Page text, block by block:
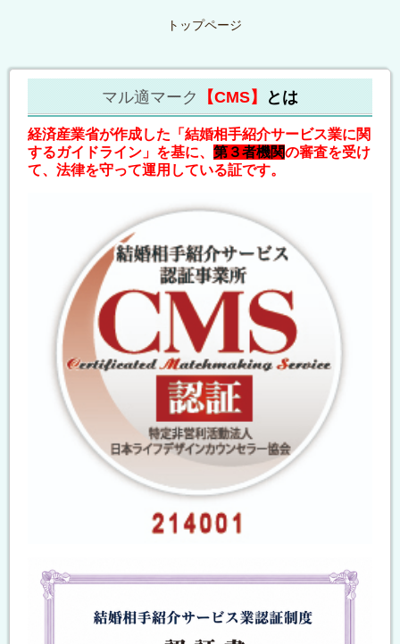
トップページ
マル適マーク 【CMS】 とは
経済産業省が作成した「結婚相手紹介サービス業に関
するガイドライン」を基に、 第３者機関の審査を受け
て、法律を守って運用している証です。